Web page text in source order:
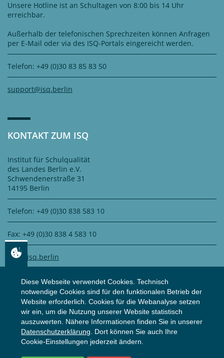
Unsere Hotline ist an Schultagen von 8:00 bis 14 Uhr
erreichbar.
Außerhalb der telefonischen Sprechzeiten können Anfragen
per E-Mail oder via des ISQ-Portals eingereicht werden.
Telefon: +49 (0)30 83 85 83 50
support@isq.berlin
KONTAKT ZUM ISQ
Institut für Schulqualität
des Landes Berlin e.V.
Schwendenerstraße 31
14195 Berlin
Telefon: +49 (0)30 838 583 10
Fax: +49 (0)30 838 4 583 10
info@isq.berlin
DATENSCHUTZ
Zertifiziert durch
WS Datenschutz GmbH
Zur Datenschutzerklärung
Diese Webseite verwendet Cookies. Technisch
notwendige Cookies sind für den funktionalen Betrieb der
Website erforderlich. Cookies für die Webanalyse setzen
wir ein, um die Nutzung unserer Website statistisch
auszuwerten. Nähere Informationen finden Sie in unserer
Datenschutzerklärung . Dort können Sie auch Ihre
Cookie-Einstellungen jederzeit ändern.